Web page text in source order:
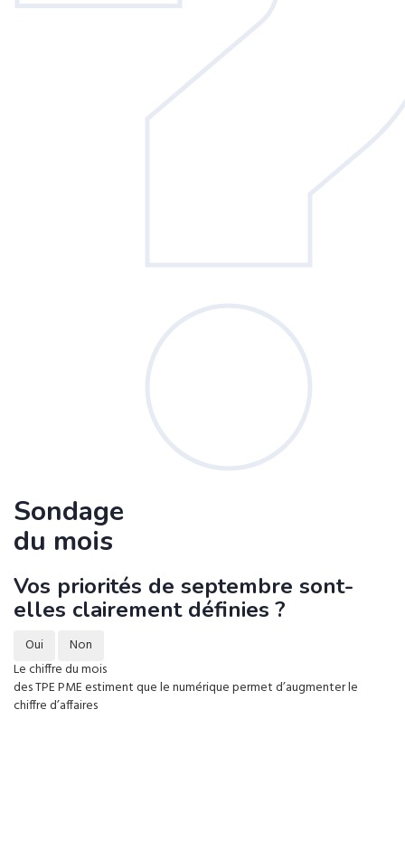
Sondage
du mois
Vos priorités de septembre sont-
elles clairement définies ?
Oui
Non
Le chiffre du mois
des TPE PME estiment que le numérique permet d’augmenter le
chiffre d’affaires